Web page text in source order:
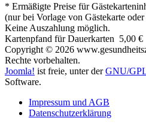
* Ermäßigte Preise für
(nur bei Vorlage von Gästekarte
Keine Auszahlung möglich.
Kartenpfand für Dauerkarten 5,00 €
Copyright © 2026
Rechte vorbehalten.
Joomla! ist freie, unter derGNU/
Software.
Impressum und AGB
Datenschutzerklärung